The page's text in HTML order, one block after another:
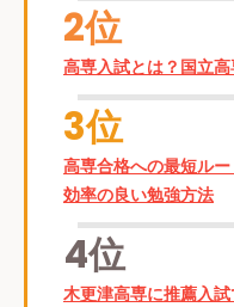
2位
高専入試とは？国立
3位
高専合格への最短ル
効率の良い勉強方法
4位
木更津高専に推薦入